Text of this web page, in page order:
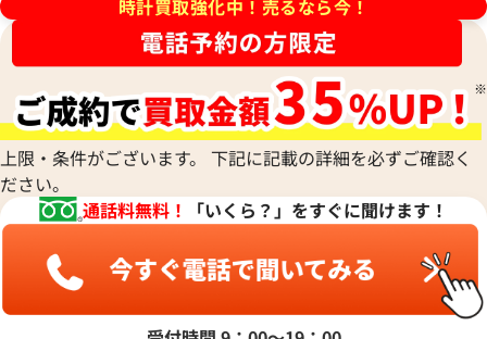
ィノ IW391008
格
9日時点の参考買取価格です
IWC ポートフィノ IW391002
参考買取価格
398,000
※2024年7月9日時点の参考買
Alain Silberstein
アラン・シルベスタイン
Armand Nicolet
アルマン・ニコレ
WALTHAM
ウォルサム
HUBLOT
ウブロ
ETERNA
エテルナ
EDOX
エドックス
EBERHARD
クインティング
Cuervo y Sobrinos
クエルボ・イ・ソブリノス
CVSTOS
クストス
Chronoswiss
クロノスイス
GUCCI
グッチ
Graham
グラハム
グランドセイコー
Chopard
ショパール
CHAUMET
ショーメ
Jacob & Co.
ジェイコブ
Gerald Genta
ジェラルド・ジェンタ
Jaeger-LeCoultre
チューダー(チュードル)
ティファニー
Dior
ディオール
ハリー・ウィンストン
Patek Philippe
Panerai
パネライ
Parmigiani Fleurier
パルミジャーニ・フルリエ
Piaget
PIERRE KUNZ
ピエール・クンツ
FRANCK MULLER
MAURICE LACROIX
モーリス・ラクロア
RALPH LAUREN
ラルフ ローレン
リシャール・ミル
Louis Vuitton
ルイ・ヴィトン
Luminox
ルミノックス
Ressence
ROGER DUBUIS
ロジェ・デュブイ
ROLEX
時計買取強化中！売るなら今！
上限・条件がございます。 下記に記載の詳細を必ずご確認く
ださい。
通話料無料！
「いくら？」をすぐに聞けます！